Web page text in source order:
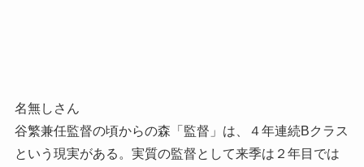
名無しさん
谷繁兼任監督の頃からの森「監督」は、４年連続Bクラス
という現実がある。実質の監督として来季は２年目では